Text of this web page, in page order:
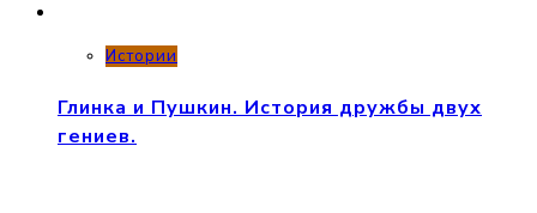
Истории
Глинка и Пушкин. История дружбы двух
гениев.